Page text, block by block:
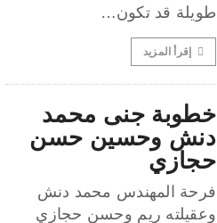
طويلة قد تكون…
إقرأ المزيد
خطوبة جنى محمد
دنش وحسين حسن
حجازي
فرحة المهندس محمد دنش
وعقيلته ريم وحسن حجازي